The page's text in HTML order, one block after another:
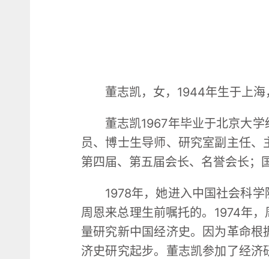
董志凯，女，1944年生于上
董志凯1967年毕业于北京大
员、博士生导师、研究室副主任
第四届、第五届会长、名誉会长；
1978年，她进入中国社会科
周恩来总理生前嘱托的。1974年
量研究新中国经济史。因为革命
济史研究起步。董志凯参加了经